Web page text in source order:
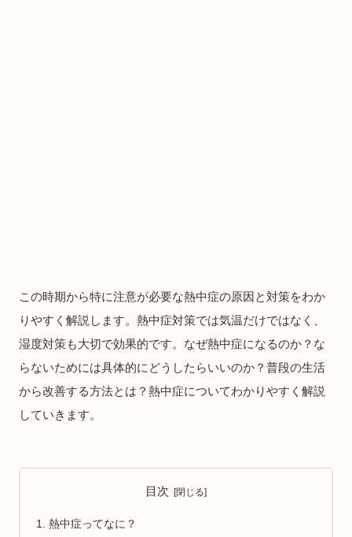
この時期から特に注意が必要な熱中症の原因と対策をわか
りやすく解説します。熱中症対策では気温だけではなく、
湿度対策も大切で効果的です。なぜ熱中症になるのか？な
らないためには具体的にどうしたらいいのか？普段の生活
から改善する方法とは？熱中症についてわかりやすく解説
していきます。
目次
熱中症ってなに？